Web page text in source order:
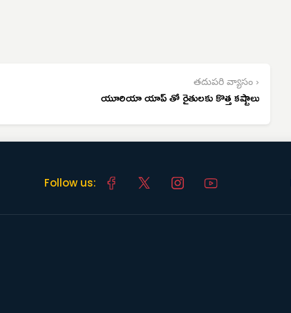
తదుపరి వ్యాసం ›
యూరియా యాప్ తో రైతులకు కొత్త కష్టాలు
Follow us: